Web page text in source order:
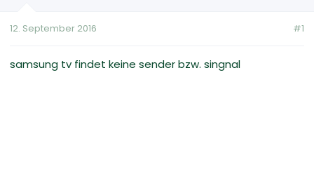
e
t
m
12. September 2016 #1
samsung tv findet keine sender bzw. singnal